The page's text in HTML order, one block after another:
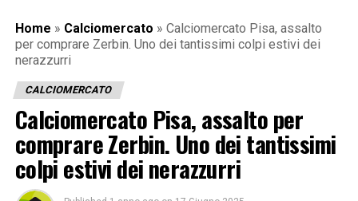
Home » Calciomercato » Calciomercato Pisa, assalto
per comprare Zerbin. Uno dei tantissimi colpi estivi dei
nerazzurri
CALCIOMERCATO
Calciomercato Pisa, assalto per
comprare Zerbin. Uno dei tantissimi
colpi estivi dei nerazzurri